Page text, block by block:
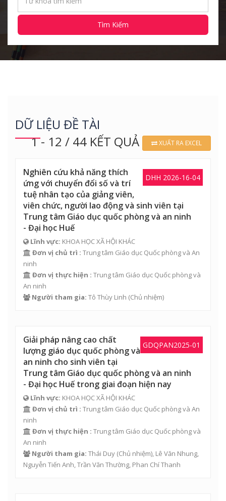
Tìm Kiếm
DỮ LIỆU ĐỀ TÀI
1 - 12 / 44 KẾT QUẢ
XUẤT RA EXCEL
DHH 2026-16-04
Nghiên cứu khả năng thích
ứng với chuyển đổi số và trí
tuệ nhân tạo của giảng viên,
viên chức, người lao động và sinh viên tại
Trung tâm Giáo dục quốc phòng và an ninh
- Đại học Huế
Lĩnh vực: KHOA HỌC XÃ HỘI KHÁC
Đơn vị chủ trì : Trung tâm Giáo dục Quốc phòng và An
ninh
Đơn vị thực hiện : Trung tâm Giáo dục Quốc phòng và
An ninh
Người tham gia: Tô Thùy Linh (Chủ nhiệm)
GDQPAN2025-01
Giải pháp nâng cao chất
lượng giáo dục quốc phòng và
an ninh cho sinh viên tại
Trung tâm Giáo dục quốc phòng và an ninh
- Đại học Huế trong giai đoạn hiện nay
Lĩnh vực: KHOA HỌC XÃ HỘI KHÁC
Đơn vị chủ trì : Trung tâm Giáo dục Quốc phòng và An
ninh
Đơn vị thực hiện : Trung tâm Giáo dục Quốc phòng và
An ninh
Người tham gia: Thái Duy (Chủ nhiệm), Lê Văn Nhung,
Nguyễn Tiến Anh,Trần Văn Thường, Phan Chí Thanh